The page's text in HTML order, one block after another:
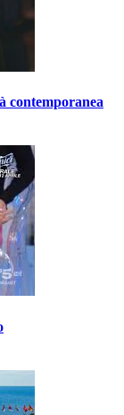
contemporanea